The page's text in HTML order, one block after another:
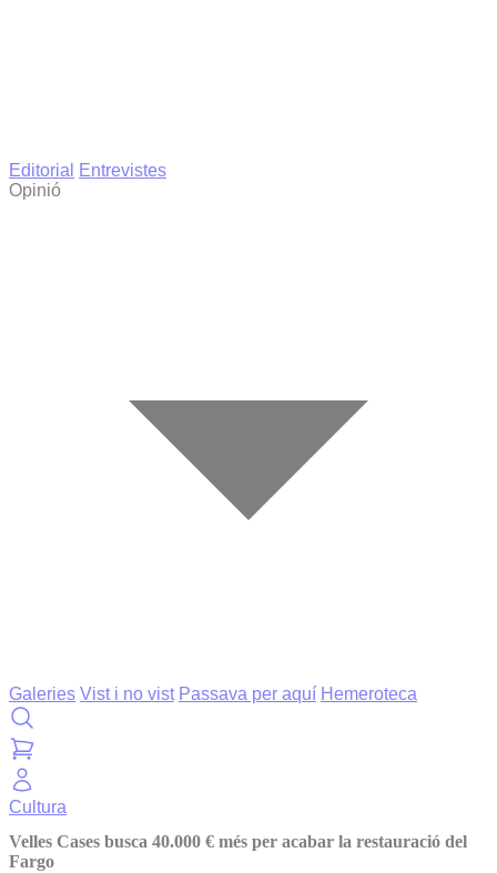
Editorial
Entrevistes
Opinió
Galeries Vist i no vist Passava per aquí Hemeroteca
Cultura
Velles Cases busca 40.000 € més per acabar la restauració del
Fargo